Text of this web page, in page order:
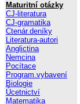
Maturitní otázky
CJ-literatura
CJ-gramatika
Ctenár.deníky
Literatura-autori
Anglictina
Nemcina
Pocítace
Program.vybavení
Biologie
Úcetnictví
Matematika